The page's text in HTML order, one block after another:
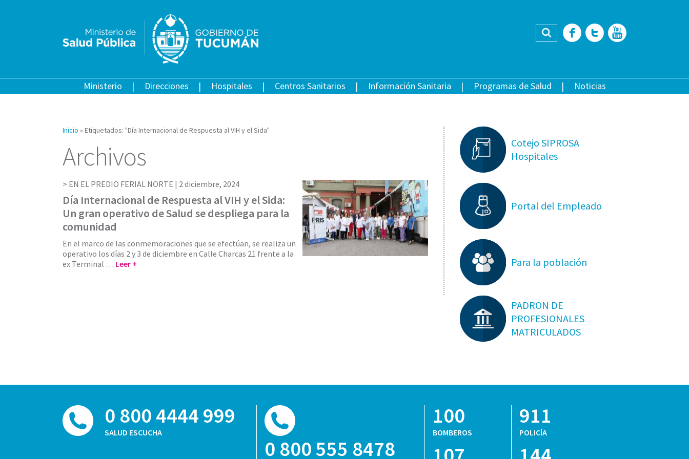
Buscar Facebook
Twitter
Ministerio Direcciones Hospitales Centros Sanitarios Información Sanitaria Programas de Salud Noticias
Inicio » Etiquetados: "Día Internacional de Respuesta al VIH y el Sida"
Archivos
EN EL PREDIO FERIAL NORTE | 2 diciembre, 2024
Día Internacional de Respuesta al VIH y el Sida:
Un gran operativo de Salud se despliega para la
comunidad
En el marco de las conmemoraciones que se efectúan, se realiza un
operativo los días 2 y 3 de diciembre en Calle Charcas 21 frente a la
ex Terminal … Leer +
Cotejo SIPROSA
Hospitales
Portal del Empleado
Para la población
PADRON DE
PROFESIONALES
MATRICULADOS
0 800 4444 999
SALUD ESCUCHA
0 800 555 8478
100
BOMBEROS
911
POLICÍA